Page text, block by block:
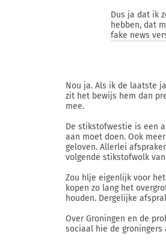
Dus ja dat ik
hebben, dat
fake news
Nou ja. Als ik de laatste
zit het bewijs hem dan
mee.
De stikstofwestie is een
aan moet doen. Ook
geloven. Allerlei
volgende stikstofwolk
Zou hlje eigenlijk voor
kopen zo lang het
houden. Dergelijke
Over Groningen en de
sociaal hie de